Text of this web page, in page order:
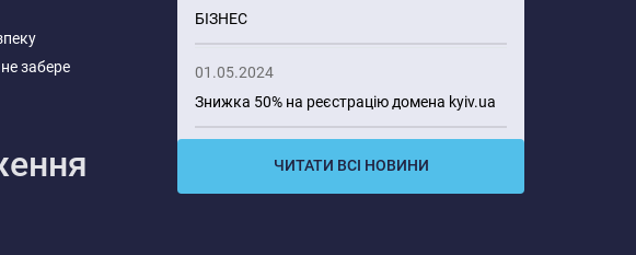
забере
БІЗНЕС
01.05.2024
Знижка 50% на реєстрацію домена kyiv.ua
ЧИТАТИ ВСІ НОВИНИ